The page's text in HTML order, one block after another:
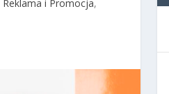
Reklama i Promocja,